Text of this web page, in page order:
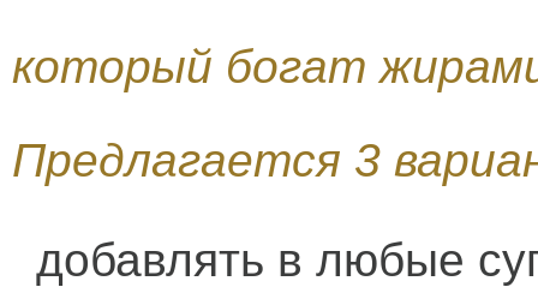
который богат
Предлагается 3
добавлять в любые